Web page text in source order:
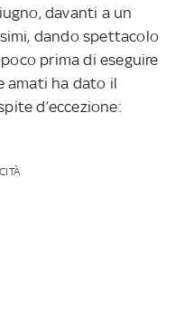
davanti a un
dando spettacolo
prima di eseguire
amati ha dato il
d’eccezione: